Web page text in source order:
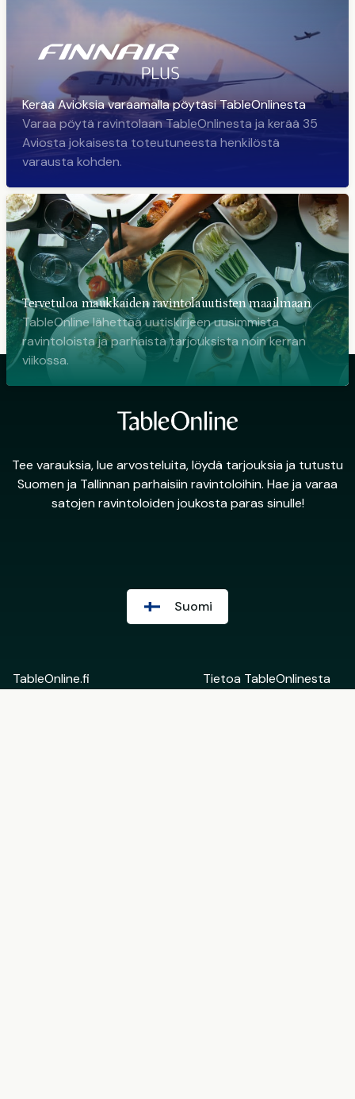
Kerää Avioksia varaamalla pöytäsi TableOnlinesta
Varaa pöytä ravintolaan TableOnlinesta ja kerää 35
Aviosta jokaisesta toteutuneesta henkilöstä
varausta kohden.
Tervetuloa maukkaiden ravintolauutisten maailmaan
TableOnline lähettää uutiskirjeen uusimmista
ravintoloista ja parhaista tarjouksista noin kerran
viikossa.
Tee varauksia, lue arvosteluita, löydä tarjouksia ja tutustu
Suomen ja Tallinnan parhaisiin ravintoloihin. Hae ja varaa
satojen ravintoloiden joukosta paras sinulle!
Suomi
TableOnline.fi
Tietoa TableOnlinesta